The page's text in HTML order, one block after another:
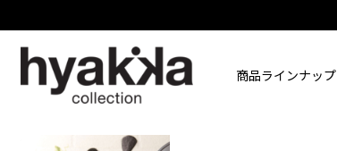
商品ラインナップ